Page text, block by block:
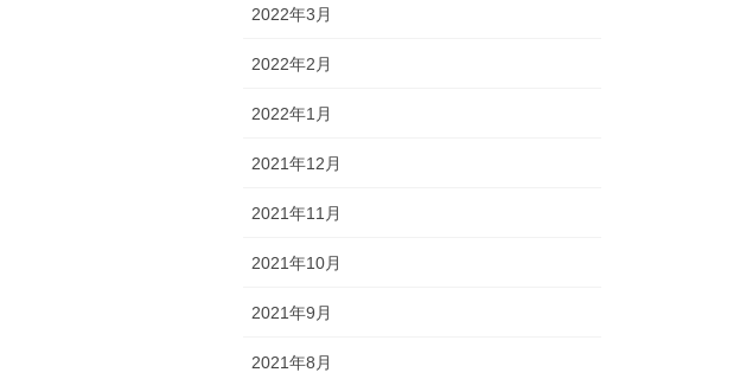
2022年3月
2022年2月
2022年1月
2021年12月
2021年11月
2021年10月
2021年9月
2021年8月